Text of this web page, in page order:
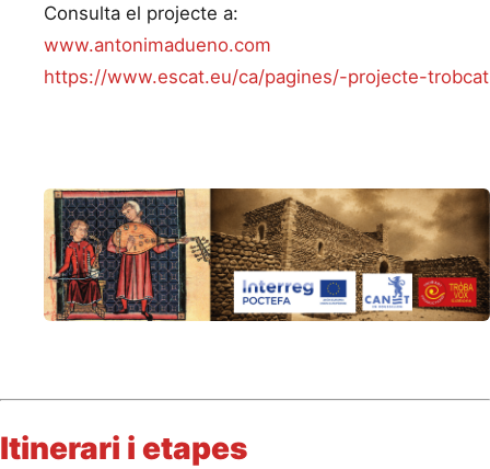
Consulta el projecte a:
www.antonimadueno.com
https://www.escat.eu/ca/pagines/-projecte-trobcat
Itinerari i etapes